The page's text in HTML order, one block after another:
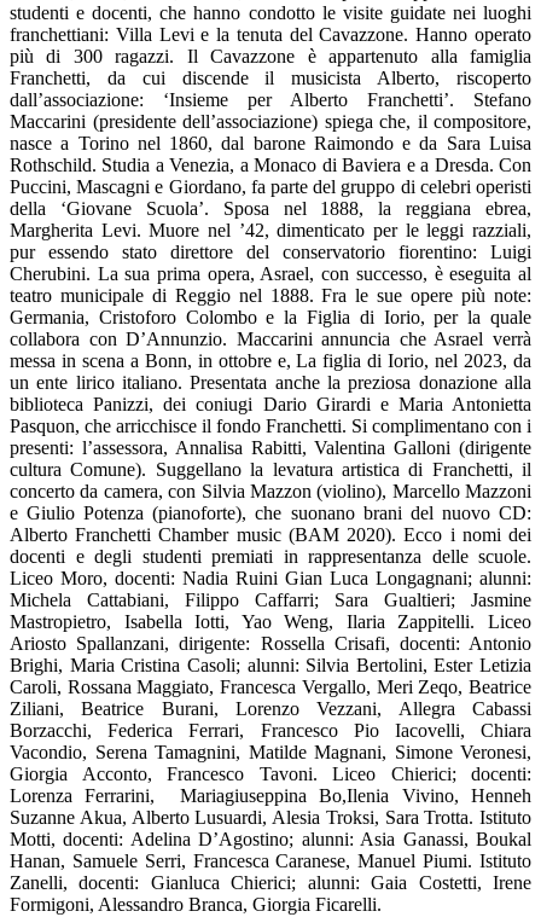
studenti e docenti, che hanno condotto le visite guidate nei luoghi
franchettiani: Villa Levi e la tenuta del Cavazzone. Hanno operato
più di 300 ragazzi. Il Cavazzone è appartenuto alla famiglia
Franchetti, da cui discende il musicista Alberto, riscoperto
dall’associazione: ‘Insieme per Alberto Franchetti’. Stefano
Maccarini (presidente dell’associazione) spiega che, il compositore,
nasce a Torino nel 1860, dal barone Raimondo e da Sara Luisa
Rothschild. Studia a Venezia, a Monaco di Baviera e a Dresda. Con
Puccini, Mascagni e Giordano, fa parte del gruppo di celebri operisti
della ‘Giovane Scuola’. Sposa nel 1888, la reggiana ebrea,
Margherita Levi. Muore nel ’42, dimenticato per le leggi razziali,
pur essendo stato direttore del conservatorio fiorentino: Luigi
Cherubini. La sua prima opera, Asrael, con successo, è eseguita al
teatro municipale di Reggio nel 1888. Fra le sue opere più note:
Germania, Cristoforo Colombo e la Figlia di Iorio, per la quale
collabora con D’Annunzio. Maccarini annuncia che Asrael verrà
messa in scena a Bonn, in ottobre e, La figlia di Iorio, nel 2023, da
un ente lirico italiano. Presentata anche la preziosa donazione alla
biblioteca Panizzi, dei coniugi Dario Girardi e Maria Antonietta
Pasquon, che arricchisce il fondo Franchetti. Si complimentano con i
presenti: l’assessora, Annalisa Rabitti, Valentina Galloni (dirigente
cultura Comune). Suggellano la levatura artistica di Franchetti, il
concerto da camera, con Silvia Mazzon (violino), Marcello Mazzoni
e Giulio Potenza (pianoforte), che suonano brani del nuovo CD:
Alberto Franchetti Chamber music (BAM 2020). Ecco i nomi dei
docenti e degli studenti premiati in rappresentanza delle scuole.
Liceo Moro, docenti: Nadia Ruini Gian Luca Longagnani; alunni:
Michela Cattabiani, Filippo Caffarri; Sara Gualtieri; Jasmine
Mastropietro, Isabella Iotti, Yao Weng, Ilaria Zappitelli. Liceo
Ariosto Spallanzani, dirigente: Rossella Crisafi, docenti: Antonio
Brighi, Maria Cristina Casoli; alunni: Silvia Bertolini, Ester Letizia
Caroli, Rossana Maggiato, Francesca Vergallo, Meri Zeqo, Beatrice
Ziliani, Beatrice Burani, Lorenzo Vezzani, Allegra Cabassi
Borzacchi, Federica Ferrari, Francesco Pio Iacovelli, Chiara
Vacondio, Serena Tamagnini, Matilde Magnani, Simone Veronesi,
Giorgia Acconto, Francesco Tavoni. Liceo Chierici; docenti:
Lorenza Ferrarini, Mariagiuseppina Bo,Ilenia Vivino, Henneh
Suzanne Akua, Alberto Lusuardi, Alesia Troksi, Sara Trotta. Istituto
Motti, docenti: Adelina D’Agostino; alunni: Asia Ganassi, Boukal
Hanan, Samuele Serri, Francesca Caranese, Manuel Piumi. Istituto
Zanelli, docenti: Gianluca Chierici; alunni: Gaia Costetti, Irene
Formigoni, Alessandro Branca, Giorgia Ficarelli.